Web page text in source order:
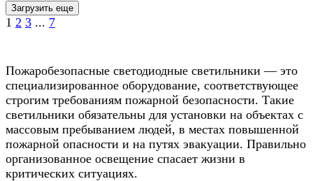
Загрузить еще
1 2 3 ... 7
Пожаробезопасные светодиодные светильники — это
специализированное оборудование, соответствующее
строгим требованиям пожарной безопасности. Такие
светильники обязательны для установки на объектах с
массовым пребыванием людей, в местах повышенной
пожарной опасности и на путях эвакуации. Правильно
организованное освещение спасает жизни в
критических ситуациях.